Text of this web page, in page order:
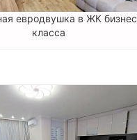
евродвушка в ЖК бизнес
класса